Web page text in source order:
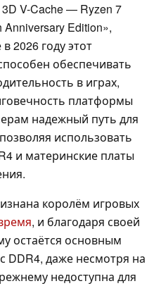
V-Cache — Ryzen 7
Edition»,
2026 году этот
обеспечивать
в играх,
платформы
надежный путь для
использовать
и материнские платы
королём игровых
, и благодаря своей
остаётся основным
DDR4, даже несмотря на
недоступна для